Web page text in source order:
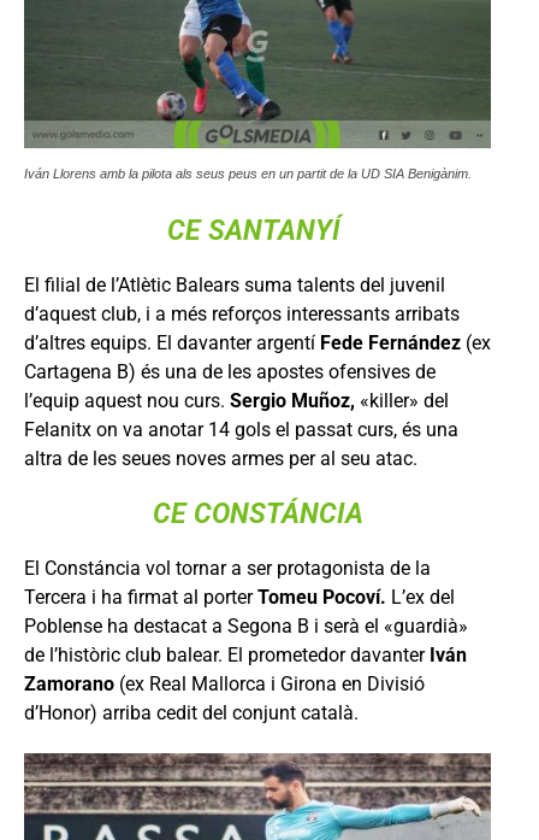
Iván Llorens amb la pilota als seus peus en un partit de la UD SIA Benigànim.
CE SANTANYÍ
El filial de l’Atlètic Balears suma talents del juvenil
d’aquest club, i a més reforços interessants arribats
d’altres equips. El davanter argentí Fede Fernández (ex
Cartagena B) és una de les apostes ofensives de
l’equip aquest nou curs. Sergio Muñoz, «killer» del
Felanitx on va anotar 14 gols el passat curs, és una
altra de les seues noves armes per al seu atac.
CE CONSTÁNCIA
El Constáncia vol tornar a ser protagonista de la
Tercera i ha firmat al porterTomeu Pocoví. L’ex del
Poblense ha destacat a Segona B i serà el «guardià»
de l’històric club balear. El prometedor davanter Iván
Zamorano (ex Real Mallorca i Girona en Divisió
d’Honor) arriba cedit del conjunt català.